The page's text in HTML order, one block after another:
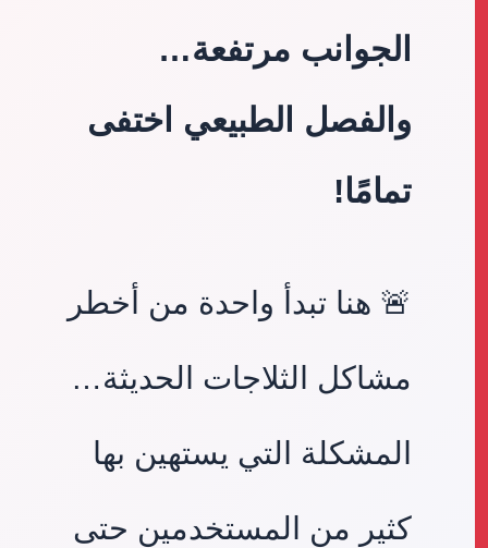
الجوانب مرتفعة…
والفصل الطبيعي اختفى
تمامًا!
🚨 هنا تبدأ واحدة من أخطر
مشاكل الثلاجات الحديثة…
المشكلة التي يستهين بها
كثير من المستخدمين حتى